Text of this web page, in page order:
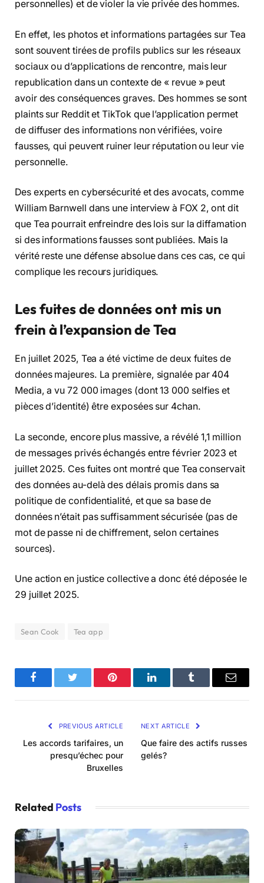
personnelles) et de violer la vie privée des hommes.
En effet, les photos et informations partagées sur Tea
sont souvent tirées de profils publics sur les réseaux
sociaux ou d’applications de rencontre, mais leur
republication dans un contexte de « revue » peut
avoir des conséquences graves. Des hommes se sont
plaints sur Reddit et TikTok que l’application permet
de diffuser des informations non vérifiées, voire
fausses, qui peuvent ruiner leur réputation ou leur vie
personnelle.
Des experts en cybersécurité et des avocats, comme
William Barnwell dans une interview à FOX 2, ont dit
que Tea pourrait enfreindre des lois sur la diffamation
si des informations fausses sont publiées. Mais la
vérité reste une défense absolue dans ces cas, ce qui
complique les recours juridiques.
Les fuites de données ont mis un
frein à l’expansion de Tea
En juillet 2025, Tea a été victime de deux fuites de
données majeures. La première, signalée par 404
Media, a vu 72 000 images (dont 13 000 selfies et
pièces d’identité) être exposées sur 4chan.
La seconde, encore plus massive, a révélé 1,1 million
de messages privés échangés entre février 2023 et
juillet 2025. Ces fuites ont montré que Tea conservait
des données au-delà des délais promis dans sa
politique de confidentialité, et que sa base de
données n’était pas suffisamment sécurisée (pas de
mot de passe ni de chiffrement, selon certaines
sources).
Une action en justice collective a donc été déposée le
29 juillet 2025.
Sean Cook Tea app
FacebookTwitter Pinterest LinkedInTumblr Email
PREVIOUS ARTICLE
Les accords tarifaires, un
presqu’échec pour
Bruxelles
NEXT ARTICLE
Que faire des actifs russes
gelés?
Related Posts